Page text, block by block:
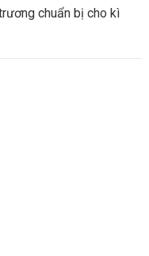
chuẩn bị cho kì